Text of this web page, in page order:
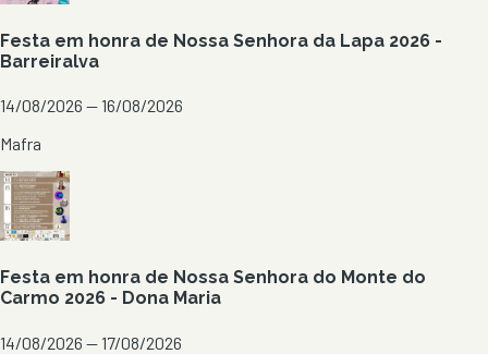
Festa em honra de Nossa Senhora da Lapa 2026 -
Barreiralva
14/08/2026 — 16/08/2026
Mafra
Festa em honra de Nossa Senhora do Monte do
Carmo 2026 - Dona Maria
14/08/2026 — 17/08/2026